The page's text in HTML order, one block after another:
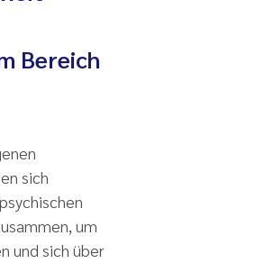
Bereich
sich
um
und sich über